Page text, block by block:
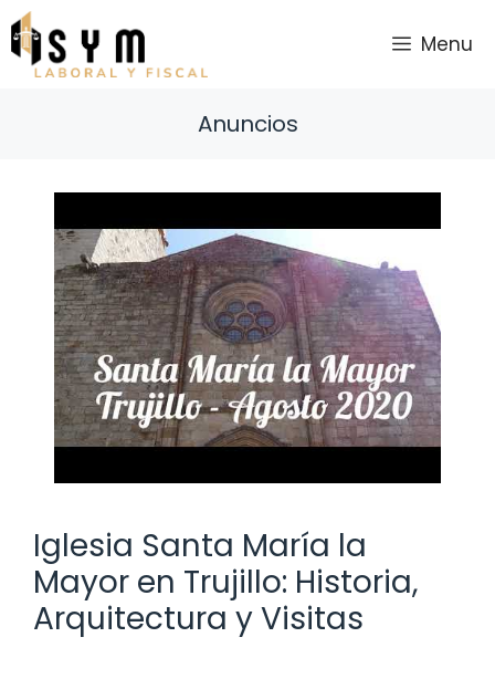
Saltar
al
contenido
Menu
Anuncios
Iglesia Santa María la
Mayor en Trujillo: Historia,
Arquitectura y Visitas